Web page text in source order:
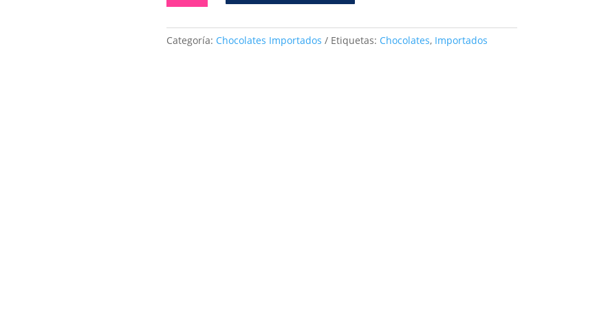
x
gr
Categoría: Chocolates Importados Etiquetas: Chocolates, Importados